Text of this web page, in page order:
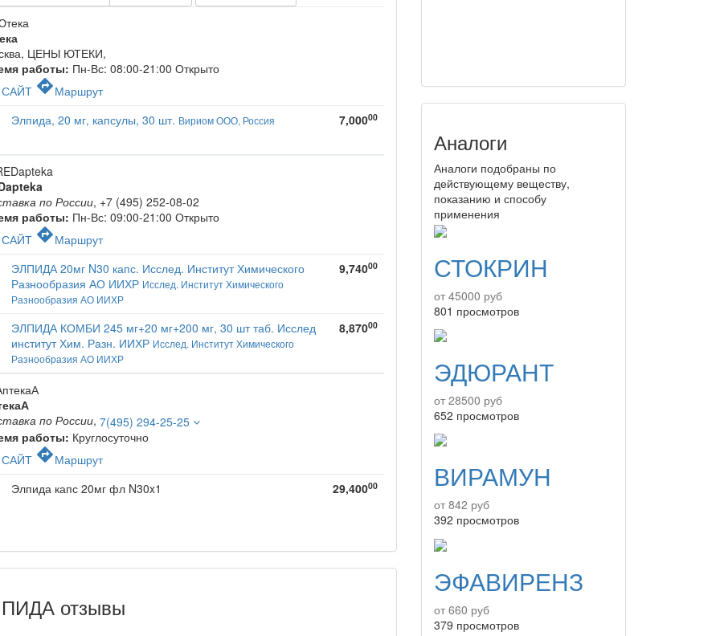
ЦЕНЫ ЮТЕКИ,
работы: Пн-Вс: 08:00-21:00 Открыто
САЙТ directionsМаршрут
Элпида, 20 мг, капсулы, 30 шт. Вириом ООО, Россия 7,00000
по России, +7 (495) 252-08-02
работы: Пн-Вс: 09:00-21:00 Открыто
САЙТ directionsМаршрут
ЭЛПИДА 20мг N30 капс. Исслед. Институт Химического
Разнообразия АО ИИХР Исслед. Институт Химического
Разнообразия АО ИИХР
9,74000
ЭЛПИДА КОМБИ 245 мг+20 мг+200 мг, 30 шт таб. Исслед
институт Хим. Разн. ИИХР Исслед. Институт Химического
Разнообразия АО ИИХР
8,87000
по России, 7(495) 294-25-25
работы: Круглосуточно
САЙТ directionsМаршрут
Элпида капс 20мг фл N30x1
29,40000
отзывы
Аналоги
Аналоги подобраны по
действующему веществу,
показанию и способу
применения
СТОКРИН
от 45000 руб
801 просмотров
ЭДЮРАНТ
от 28500 руб
652 просмотров
ВИРАМУН
от 842 руб
392 просмотров
ЭФАВИРЕНЗ
от 660 руб
379 просмотров